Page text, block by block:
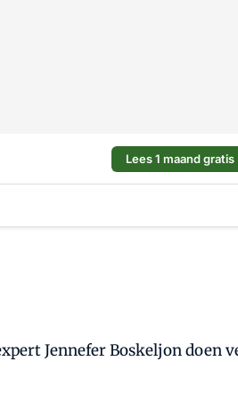
Lees 1 maand gratis
Jennefer Boskeljon doen